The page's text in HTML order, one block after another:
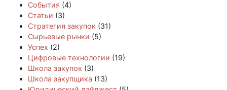
События (4)
Статьи (3)
Стратегия закупок (31)
Сырьевые рынки (5)
Успех (2)
Цифровые технологии (19)
Школа закупок (3)
Школа закупщика (13)